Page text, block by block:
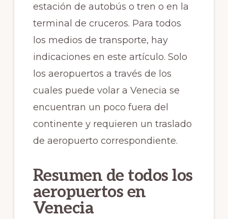
estación de autobús o tren o en la
terminal de cruceros. Para todos
los medios de transporte, hay
indicaciones en este artículo. Solo
los aeropuertos a través de los
cuales puede volar a Venecia se
encuentran un poco fuera del
continente y requieren un traslado
de aeropuerto correspondiente.
Resumen de todos los
aeropuertos en
Venecia